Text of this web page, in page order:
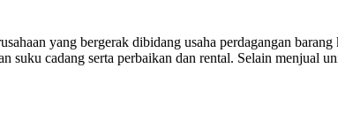
yang bergerak dibidang usaha perdagangan barang
suku cadang serta perbaikan dan rental. Selain